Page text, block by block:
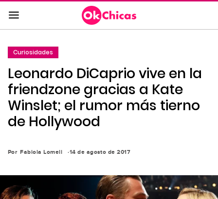
Saltar
al
contenido
la
navegación
principal
Curiosidades
Leonardo DiCaprio vive en la
friendzone gracias a Kate
Winslet; el rumor más tierno
de Hollywood
Por Fabiola Lomeli 14 de agosto de 2017